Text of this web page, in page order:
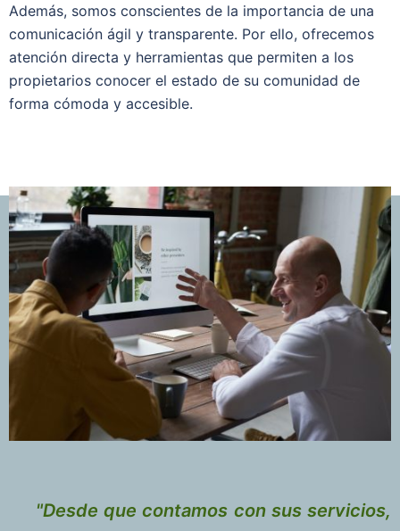
Además, somos conscientes de la importancia de una
comunicación ágil y transparente. Por ello, ofrecemos
atención directa y herramientas que permiten a los
propietarios conocer el estado de su comunidad de
forma cómoda y accesible.
"Desde que contamos con sus servicios,